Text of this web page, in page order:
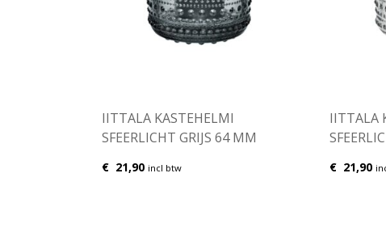
IITTALA KASTEHELMI
SFEERLICHT GRIJS 64 MM
€ 21,90 incl btw
IITTALA
€ 21,90